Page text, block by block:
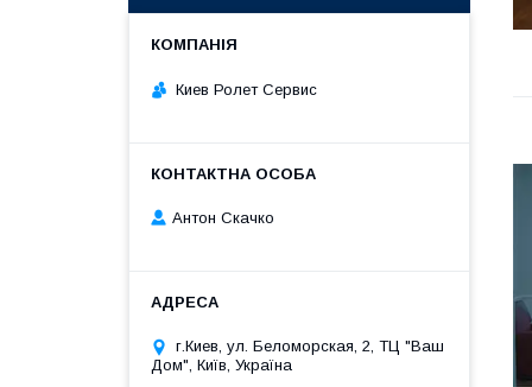
Киев Ролет Сервис
Антон Скачко
г.Киев, ул. Беломорская, 2, ТЦ "Ваш
Дом", Київ, Україна